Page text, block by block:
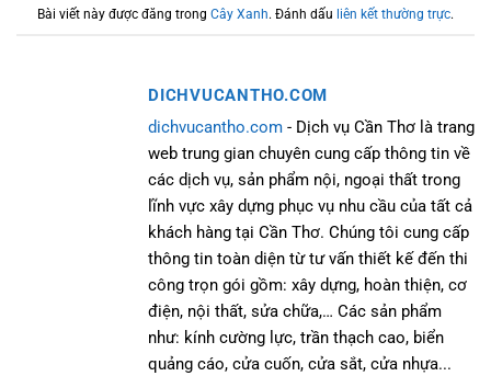
Bài viết này được đăng trong Cây Xanh. Đánh dấu liên kết thường trực.
DICHVUCANTHO.COM
dichvucantho.com - Dịch vụ Cần Thơ là trang
web trung gian chuyên cung cấp thông tin về
các dịch vụ, sản phẩm nội, ngoại thất trong
lĩnh vực xây dựng phục vụ nhu cầu của tất cả
khách hàng tại Cần Thơ. Chúng tôi cung cấp
thông tin toàn diện từ tư vấn thiết kế đến thi
công trọn gói gồm: xây dựng, hoàn thiện, cơ
điện, nội thất, sửa chữa,… Các sản phẩm
như: kính cường lực, trần thạch cao, biển
quảng cáo, cửa cuốn, cửa sắt, cửa nhựa...